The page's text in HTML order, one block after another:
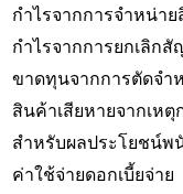
กำไรจากการจำหน่า
กำไรจากการยกเลิกสั
ขาดทุนจากการตัดจำ
สินค้าเสียหายจากเห
สำหรับผลประโยชน์พ
ค่าใช้จ่ายดอกเบี้ยจ่าย